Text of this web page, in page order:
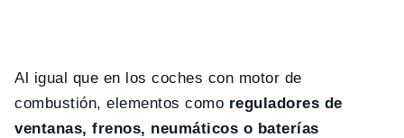
Al igual que en los coches con motor de
combustión, elementos como reguladores de
ventanas, frenos, neumáticos o baterías